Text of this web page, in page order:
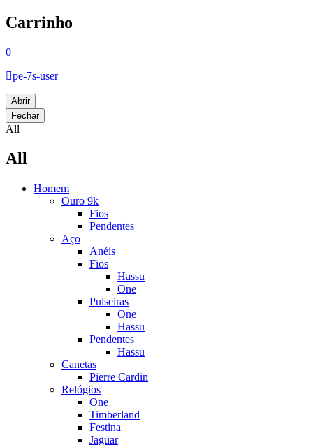
Carrinho
0
pe-7s-user
Abrir
Fechar
All
All
Homem
Ouro 9k
Fios
Pendentes
Aço
Anéis
Fios
Hassu
One
Pulseiras
One
Hassu
Pendentes
Hassu
Canetas
Pierre Cardin
Relógios
One
Timberland
Festina
Jaguar